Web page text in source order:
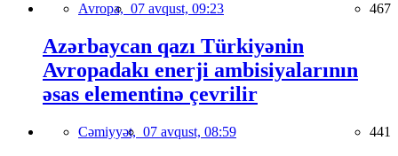
Avropa, 07 avqust, 09:23 467
Azərbaycan qazı Türkiyənin
Avropadakı enerji ambisiyalarının
əsas elementinə çevrilir
Cəmiyyət, 07 avqust, 08:59 441